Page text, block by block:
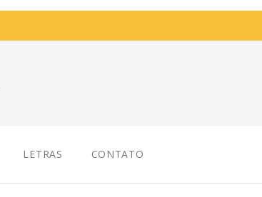
LETRAS CONTATO